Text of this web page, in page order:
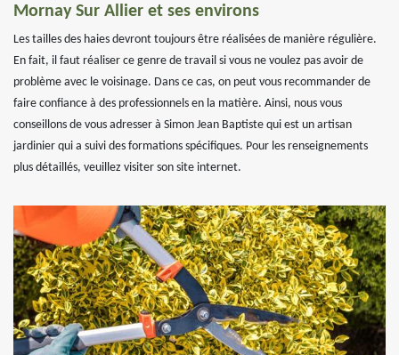
Mornay Sur Allier et ses environs
Les tailles des haies devront toujours être réalisées de manière régulière.
En fait, il faut réaliser ce genre de travail si vous ne voulez pas avoir de
problème avec le voisinage. Dans ce cas, on peut vous recommander de
faire confiance à des professionnels en la matière. Ainsi, nous vous
conseillons de vous adresser à Simon Jean Baptiste qui est un artisan
jardinier qui a suivi des formations spécifiques. Pour les renseignements
plus détaillés, veuillez visiter son site internet.